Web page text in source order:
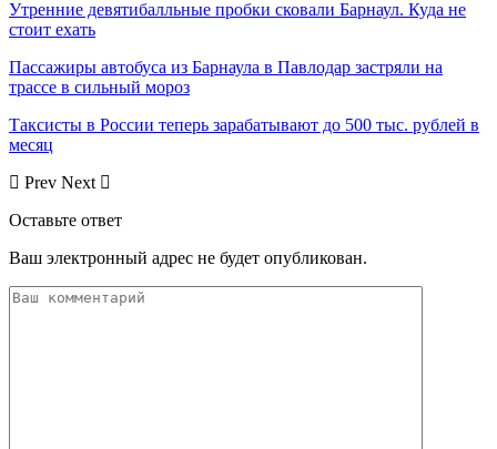
Утренние девятибалльные пробки сковали Барнаул. Куда не
стоит ехать
Пассажиры автобуса из Барнаула в Павлодар застряли на
трассе в сильный мороз
Таксисты в России теперь зарабатывают до 500 тыс. рублей в
месяц
Prev Next
Оставьте ответ
Ваш электронный адрес не будет опубликован.